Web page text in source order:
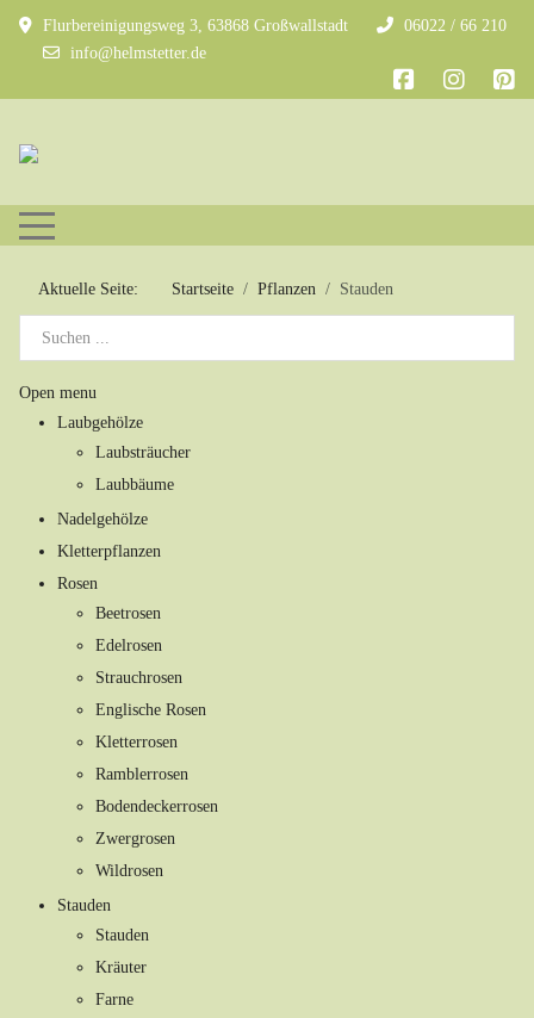
Flurbereinigungsweg 3, 63868 Großwallstadt
06022 / 66 210
info@helmstetter.de
Mobile Menu Toggle
Aktuelle Seite: Startseite Pflanzen Stauden
Open menu
Laubgehölze
Laubsträucher
Laubbäume
Nadelgehölze
Kletterpflanzen
Rosen
Beetrosen
Edelrosen
Strauchrosen
Englische Rosen
Kletterrosen
Ramblerrosen
Bodendeckerrosen
Zwergrosen
Wildrosen
Stauden
Stauden
Kräuter
Farne